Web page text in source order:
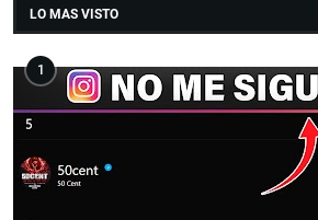
LO MAS VISTO